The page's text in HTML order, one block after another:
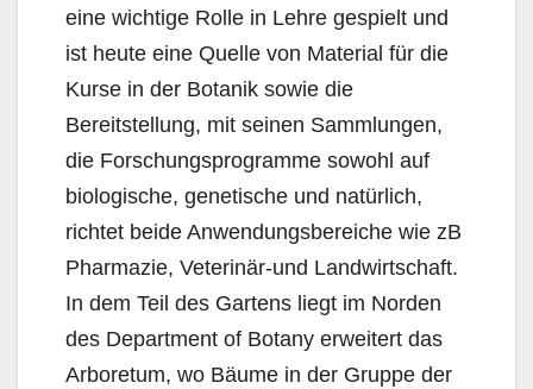
eine wichtige Rolle in Lehre gespielt und
ist heute eine Quelle von Material für die
Kurse in der Botanik sowie die
Bereitstellung, mit seinen Sammlungen,
die Forschungsprogramme sowohl auf
biologische, genetische und natürlich,
richtet beide Anwendungsbereiche wie zB
Pharmazie, Veterinär-und Landwirtschaft.
In dem Teil des Gartens liegt im Norden
des Department of Botany erweitert das
Arboretum, wo Bäume in der Gruppe der